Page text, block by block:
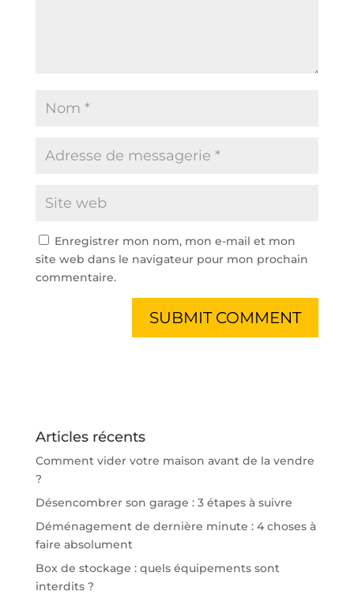
Enregistrer mon nom, mon e-mail et mon
site web dans le navigateur pour mon prochain
commentaire.
Articles récents
Comment vider votre maison avant de la vendre
?
Désencombrer son garage : 3 étapes à suivre
Déménagement de dernière minute : 4 choses à
faire absolument
Box de stockage : quels équipements sont
interdits ?